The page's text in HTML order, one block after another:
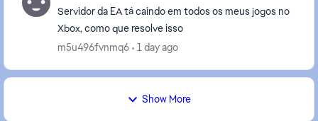
Servidor da EA tá caindo em todos os meus jogos no
Xbox, como que resolve isso
m5u496fvnmq6
1 day ago
Show More